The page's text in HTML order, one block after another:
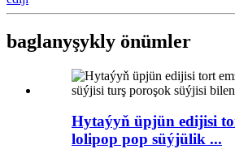
baglanyşykly önümler
Hytaýyň üpjün edijisi
lolipop pop süýjülik ...